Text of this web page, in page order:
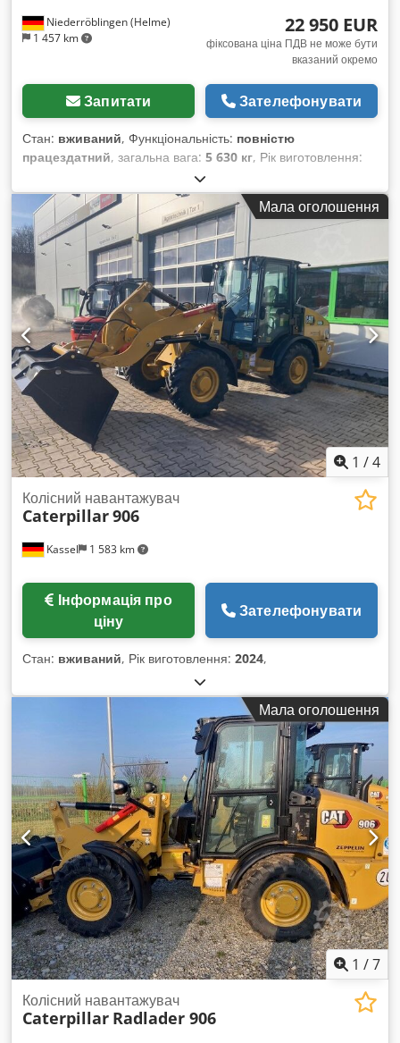
Niederröblingen (Helme)
1 457 km
22 950 EUR
фіксована ціна ПДВ не може бути
вказаний окремо
Запитати Зателефонувати
Стан: вживаний, Функціональність: повністю
працездатний, загальна вага: 5 630 кг, Рік виготовлення:
, Обладнання:
повний привід,
Мала оголошення
1 /4
Kassel 1 583 km
Колісний навантажувач
Caterpillar906
ціну
Зателефонувати
Стан: вживаний, Рік виготовлення: 2024,
Мала оголошення
1 /7
Колісний навантажувач
Caterpillar Radlader 906